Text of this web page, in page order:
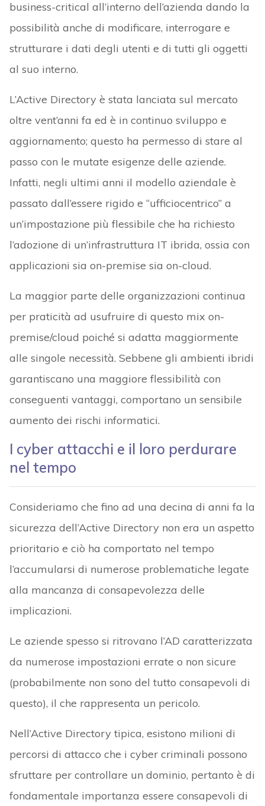
business-critical all’interno dell’azienda dando la
possibilità anche di modificare, interrogare e
strutturare i dati degli utenti e di tutti gli oggetti
al suo interno.
L’Active Directory è stata lanciata sul mercato
oltre vent’anni fa ed è in continuo sviluppo e
aggiornamento; questo ha permesso di stare al
passo con le mutate esigenze delle aziende.
Infatti, negli ultimi anni il modello aziendale è
passato dall’essere rigido e “ufficiocentrico” a
un’impostazione più flessibile che ha richiesto
l’adozione di un’infrastruttura IT ibrida, ossia con
applicazioni sia on-premise sia on-cloud.
La maggior parte delle organizzazioni continua
per praticità ad usufruire di questo mix on-
premise/cloud poiché si adatta maggiormente
alle singole necessità. Sebbene gli ambienti ibridi
garantiscano una maggiore flessibilità con
conseguenti vantaggi, comportano un sensibile
aumento dei rischi informatici.
I cyber attacchi e il loro perdurare
nel tempo
Consideriamo che fino ad una decina di anni fa la
sicurezza dell’Active Directory non era un aspetto
prioritario e ciò ha comportato nel tempo
l’accumularsi di numerose problematiche legate
alla mancanza di consapevolezza delle
implicazioni.
Le aziende spesso si ritrovano l’AD caratterizzata
da numerose impostazioni errate o non sicure
(probabilmente non sono del tutto consapevoli di
questo), il che rappresenta un pericolo.
Nell’Active Directory tipica, esistono milioni di
percorsi di attacco che i cyber criminali possono
sfruttare per controllare un dominio, pertanto è di
fondamentale importanza essere consapevoli di